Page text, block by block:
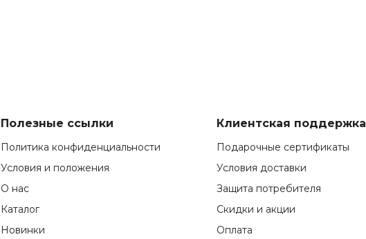
Полезные ссылки
Политика конфиденциальности
Условия и положения
О нас
Каталог
Новинки
Клиентская поддержка
Подарочные сертификаты
Условия доставки
Защита потребителя
Скидки и акции
Оплата